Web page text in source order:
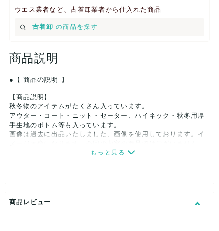
ウエス業者など、古着卸業者から仕入れた商品
古着卸 の商品を探す
商品説明
【 商品の説明 】
【商品説明】
秋冬物のアイテムがたくさん入っています。
アウター・コート・ニット・セーター、ハイネック・秋冬用厚
手生地のボトム等も入っています。
画像は過去に出品いたしました、画像を使用しております。イ
同じ条件での検品及びピックアップをしております。国内の古
す。ネットやショップ・フリマ等で転売されても構いません。
もっと見る
商品レビュー